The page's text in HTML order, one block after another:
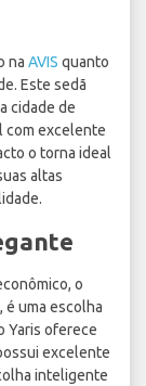
na AVIS quanto
Este sedã
cidade de
com excelente
o torna ideal
altas
o
, é uma escolha
Yaris oferece
excelente
inteligente